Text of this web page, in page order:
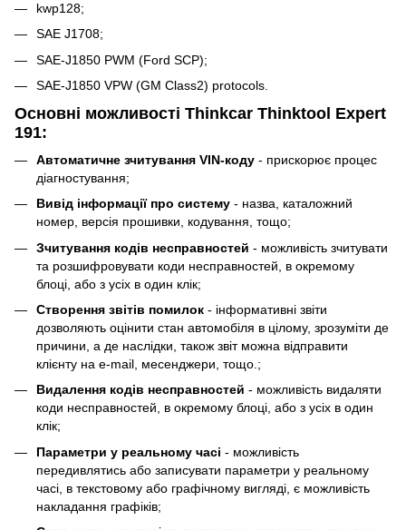
kwp128;
SAE J1708;
SAE-J1850 PWM (Ford SCP);
SAE-J1850 VPW (GM Class2) protocols.
Основні можливості Thinkcar Thinktool Expert
191:
Автоматичне зчитування VIN-коду - прискорює процес
діагностування;
Вивід інформації про систему - назва, каталожний
номер, версія прошивки, кодування, тощо;
Зчитування кодів несправностей - можливість зчитувати
та розшифровувати коди несправностей, в окремому
блоці, або з усіх в один клік;
Створення звітів помилок - інформативні звіти
дозволяють оцінити стан автомобіля в цілому, зрозуміти де
причини, а де наслідки, також звіт можна відправити
клієнту на e-mail, месенджери, тощо.;
Видалення кодів несправностей - можливість видаляти
коди несправностей, в окремому блоці, або з усіх в один
клік;
Параметри у реальному часі - можливість
передивлятись або записувати параметри у реальному
часі, в текстовому або графічному вигляді, є можливість
накладання графіків;